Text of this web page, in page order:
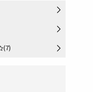
(7)